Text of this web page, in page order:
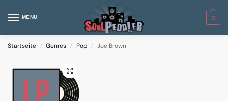
MENU 0
Startseite / Genres / Pop / Joe Brown